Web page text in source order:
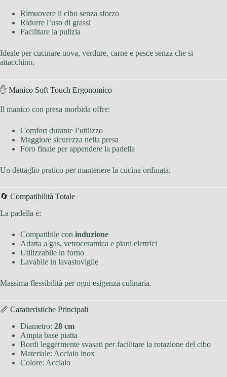
Rimuovere il cibo senza sforzo
Ridurre l’uso di grassi
Facilitare la pulizia
Ideale per cucinare uova, verdure, carne e pesce senza che si
attacchino.
✋ Manico Soft Touch Ergonomico
Il manico con presa morbida offre:
Comfort durante l’utilizzo
Maggiore sicurezza nella presa
Foro finale per appendere la padella
Un dettaglio pratico per mantenere la cucina ordinata.
🔄 Compatibilità Totale
La padella è:
Compatibile con induzione
Adatta a gas, vetroceramica e piani elettrici
Utilizzabile in forno
Lavabile in lavastoviglie
Massima flessibilità per ogni esigenza culinaria.
📏 Caratteristiche Principali
Diametro: 28 cm
Ampia base piatta
Bordi leggermente svasati per facilitare la rotazione del cibo
Materiale: Acciaio inox
Colore: Acciaio